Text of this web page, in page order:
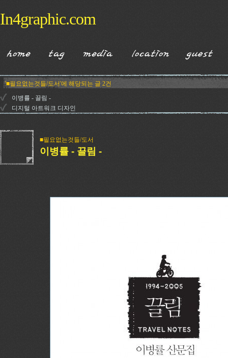
In4graphic.com
'■필요없는것들/도서'에 해당되는 글 2건
이병률 - 끌림 -
디지털 아트워크 디자인
■필요없는것들/도서
이병률 - 끌림 -